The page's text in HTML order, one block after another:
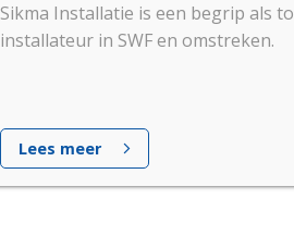
Sikma Installatie is een begrip als
installateur in SWF en omstreken.
Lees meer